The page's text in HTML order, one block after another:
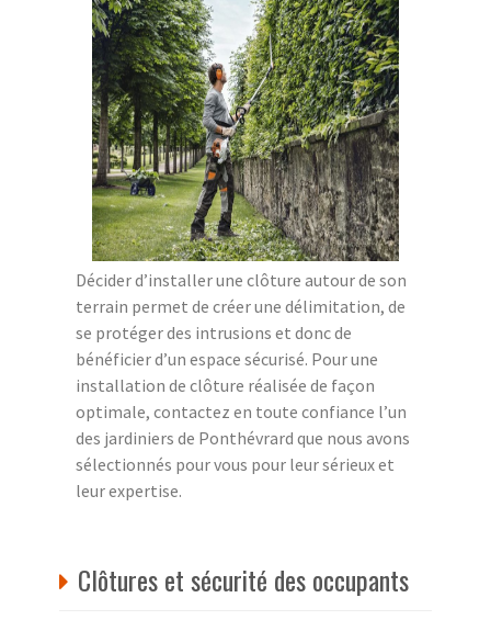
Décider d’installer une clôture autour de son
terrain permet de créer une délimitation, de
se protéger des intrusions et donc de
bénéficier d’un espace sécurisé. Pour une
installation de clôture réalisée de façon
optimale, contactez en toute confiance l’un
des jardiniers de Ponthévrard que nous avons
sélectionnés pour vous pour leur sérieux et
leur expertise.
Clôtures et sécurité des occupants